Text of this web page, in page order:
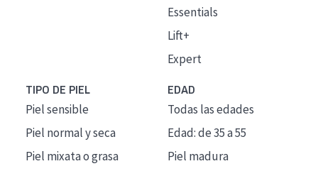
Essentials
Lift+
Expert
TIPO DE PIEL
Piel sensible
Piel normal y seca
Piel mixata o grasa
EDAD
Todas las edades
Edad: de 35 a 55
Piel madura